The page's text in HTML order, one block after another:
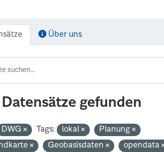
Über uns
Datensätze gefunden
DWG Tags: lokal
Planung
Geobasisdaten opendata